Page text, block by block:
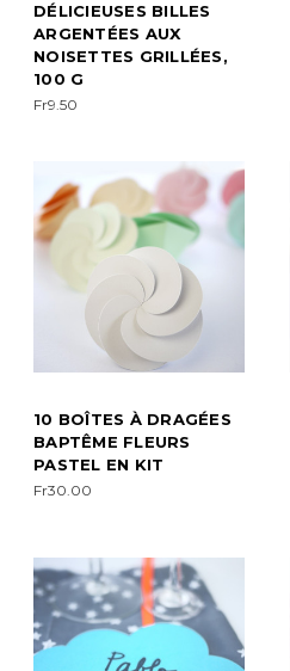
DÉLICIEUSES BILLES
ARGENTÉES AUX
NOISETTES GRILLÉES,
100 G
Fr9.50
10 BOÎTES À DRAGÉES
BAPTÊME FLEURS
PASTEL EN KIT
Fr30.00